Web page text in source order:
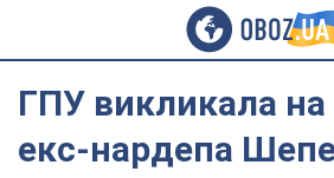
ГПУ викликала
екс-нардепа